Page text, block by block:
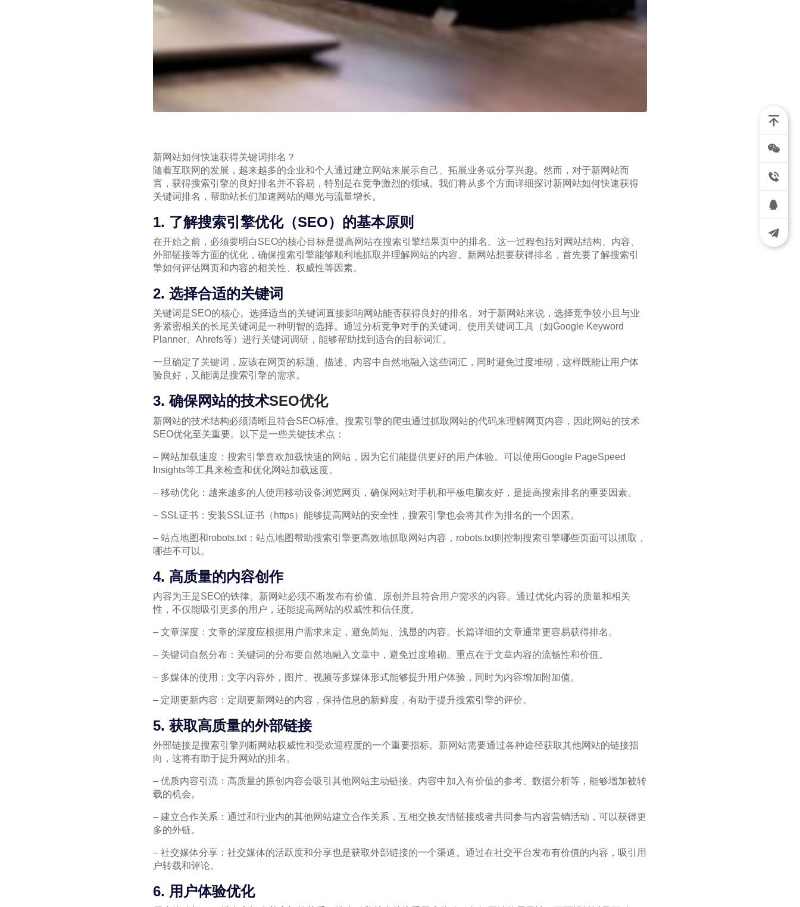
新网站如何快速获得关键词排名？
随着互联网的发展，越来越多的企业和个人通过建立网站来展示自己、拓展业务或分享兴趣。然而，对于新网站而
言，获得搜索引擎的良好排名并不容易，特别是在竞争激烈的领域。我们将从多个方面详细探讨新网站如何快速获得
关键词排名，帮助站长们加速网站的曝光与流量增长。
1. 了解搜索引擎优化（SEO）的基本原则
在开始之前，必须要明白SEO的核心目标是提高网站在搜索引擎结果页中的排名。这一过程包括对网站结构、内容、
外部链接等方面的优化，确保搜索引擎能够顺利地抓取并理解网站的内容。新网站想要获得排名，首先要了解搜索引
擎如何评估网页和内容的相关性、权威性等因素。
2. 选择合适的关键词
关键词是SEO的核心。选择适当的关键词直接影响网站能否获得良好的排名。对于新网站来说，选择竞争较小且与业
务紧密相关的长尾关键词是一种明智的选择。通过分析竞争对手的关键词、使用关键词工具（如Google Keyword
Planner、Ahrefs等）进行关键词调研，能够帮助找到适合的目标词汇。
一旦确定了关键词，应该在网页的标题、描述、内容中自然地融入这些词汇，同时避免过度堆砌，这样既能让用户体
验良好，又能满足搜索引擎的需求。
3. 确保网站的技术SEO优化
新网站的技术结构必须清晰且符合SEO标准。搜索引擎的爬虫通过抓取网站的代码来理解网页内容，因此网站的技术
SEO优化至关重要。以下是一些关键技术点：
– 网站加载速度：搜索引擎喜欢加载快速的网站，因为它们能提供更好的用户体验。可以使用Google PageSpeed
Insights等工具来检查和优化网站加载速度。
– 移动优化：越来越多的人使用移动设备浏览网页，确保网站对手机和平板电脑友好，是提高搜索排名的重要因素。
– SSL证书：安装SSL证书（https）能够提高网站的安全性，搜索引擎也会将其作为排名的一个因素。
– 站点地图和robots.txt：站点地图帮助搜索引擎更高效地抓取网站内容，robots.txt则控制搜索引擎哪些页面可以抓取，
哪些不可以。
4. 高质量的内容创作
内容为王是SEO的铁律。新网站必须不断发布有价值、原创并且符合用户需求的内容。通过优化内容的质量和相关
性，不仅能吸引更多的用户，还能提高网站的权威性和信任度。
– 文章深度：文章的深度应根据用户需求来定，避免简短、浅显的内容。长篇详细的文章通常更容易获得排名。
– 关键词自然分布：关键词的分布要自然地融入文章中，避免过度堆砌。重点在于文章内容的流畅性和价值。
– 多媒体的使用：文字内容外，图片、视频等多媒体形式能够提升用户体验，同时为内容增加附加值。
– 定期更新内容：定期更新网站的内容，保持信息的新鲜度，有助于提升搜索引擎的评价。
5. 获取高质量的外部链接
外部链接是搜索引擎判断网站权威性和受欢迎程度的一个重要指标。新网站需要通过各种途径获取其他网站的链接指
向，这将有助于提升网站的排名。
– 优质内容引流：高质量的原创内容会吸引其他网站主动链接。内容中加入有价值的参考、数据分析等，能够增加被转
载的机会。
– 建立合作关系：通过和行业内的其他网站建立合作关系，互相交换友情链接或者共同参与内容营销活动，可以获得更
多的外链。
– 社交媒体分享：社交媒体的活跃度和分享也是获取外部链接的一个渠道。通过在社交平台发布有价值的内容，吸引用
户转载和评论。
6. 用户体验优化